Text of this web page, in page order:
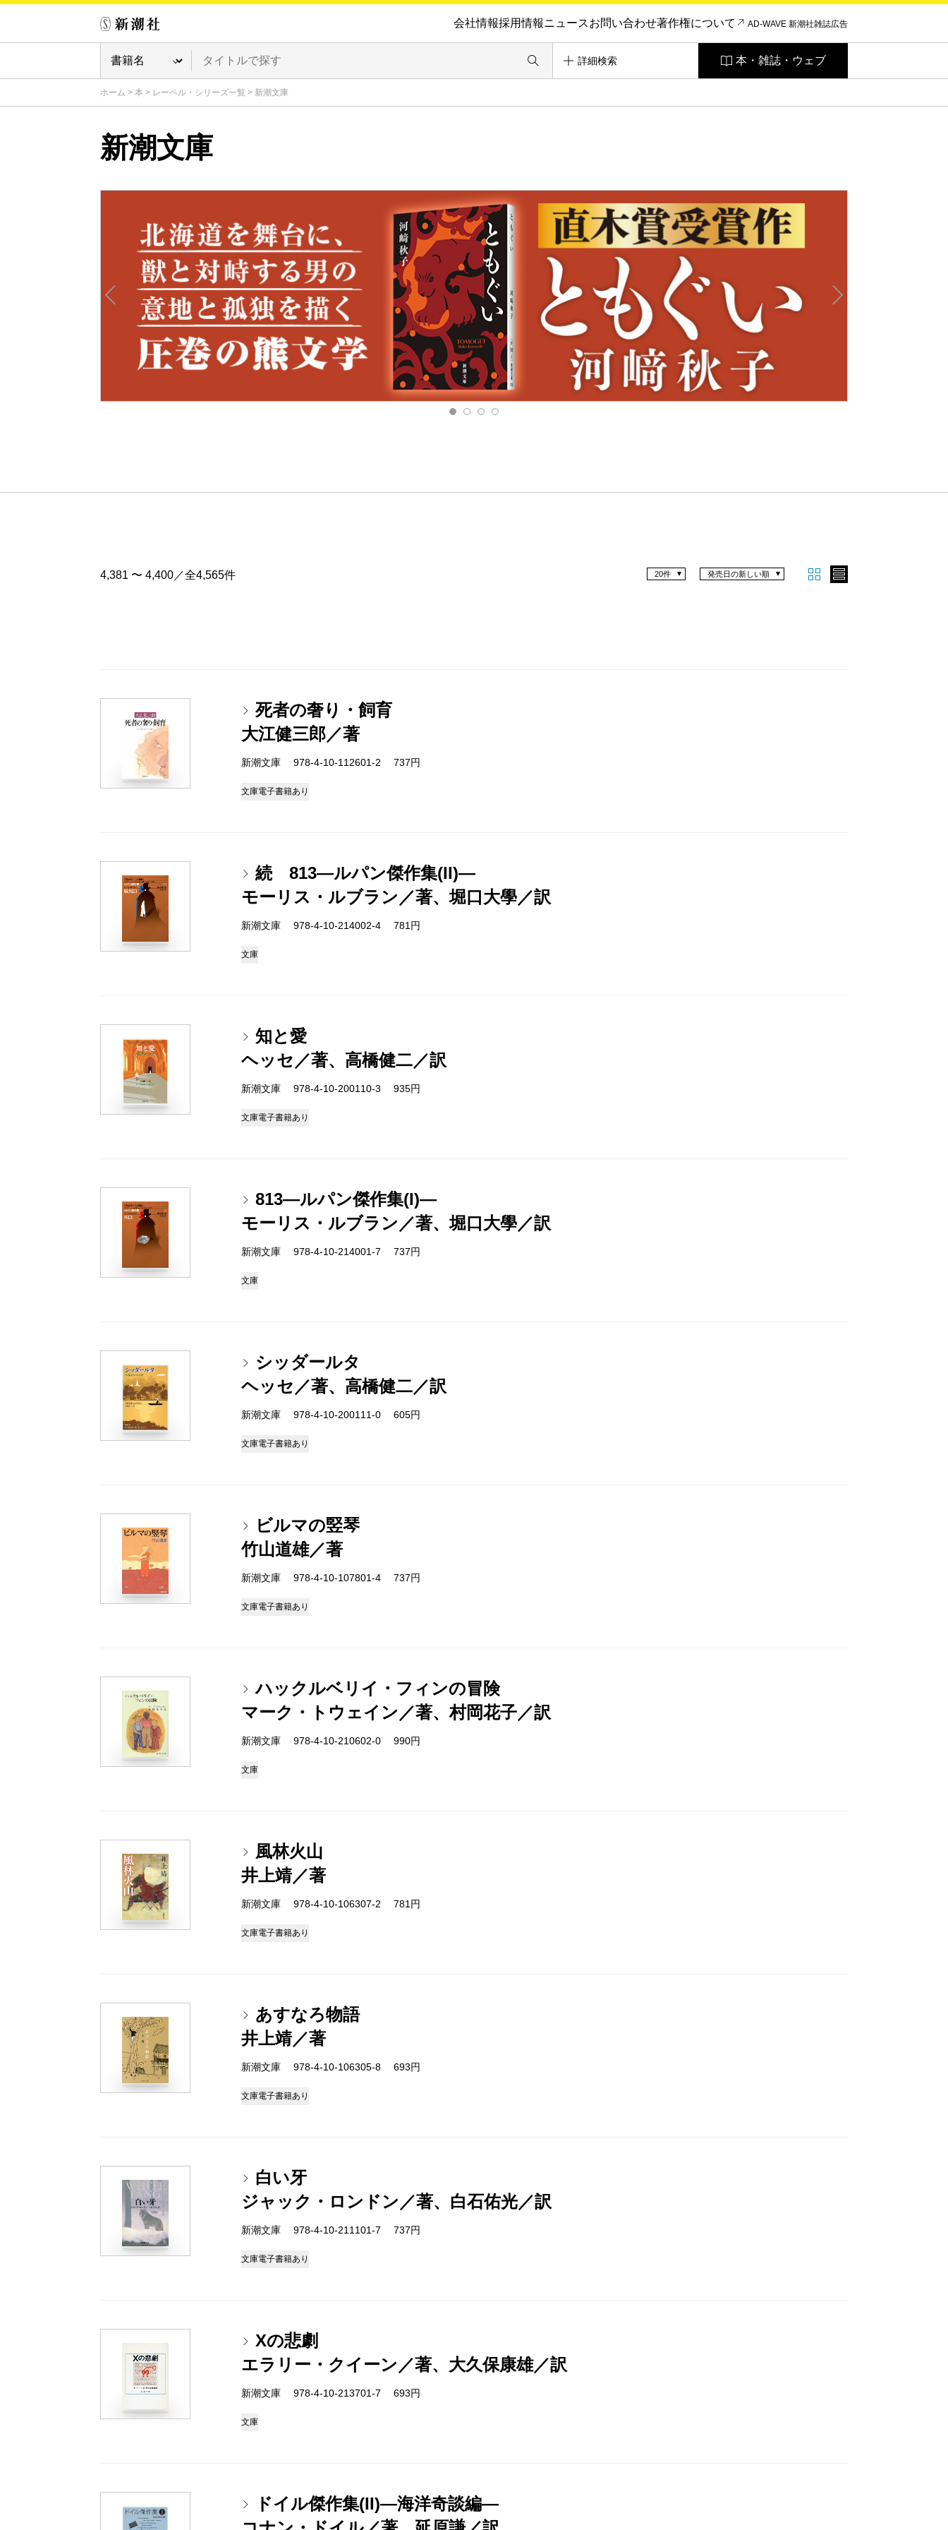
会社情報採用情報ニュースお問い合わせ著作権について AD-WAVE 新潮社雑誌広告
詳細検索 本・雑誌・ウェブ
ホーム > 本 > レーベル・シリーズ一覧 > 新潮文庫
新潮文庫
4,381 〜 4,400／全4,565件 発売日の新しい順
20件
死者の奢り・飼育
大江健三郎／著
新潮文庫 978-4-10-112601-2 737円
文庫電子書籍あり
続 813―ルパン傑作集(II)―
モーリス・ルブラン／著、堀口大學／訳
新潮文庫 978-4-10-214002-4 781円
文庫
知と愛
ヘッセ／著、高橋健二／訳
新潮文庫 978-4-10-200110-3 935円
文庫電子書籍あり
813―ルパン傑作集(I)―
モーリス・ルブラン／著、堀口大學／訳
新潮文庫 978-4-10-214001-7 737円
文庫
シッダールタ
ヘッセ／著、高橋健二／訳
新潮文庫 978-4-10-200111-0 605円
文庫電子書籍あり
ビルマの竪琴
竹山道雄／著
新潮文庫 978-4-10-107801-4 737円
文庫電子書籍あり
ハックルベリイ・フィンの冒険
マーク・トウェイン／著、村岡花子／訳
新潮文庫 978-4-10-210602-0 990円
文庫
風林火山
井上靖／著
新潮文庫 978-4-10-106307-2 781円
文庫電子書籍あり
あすなろ物語
井上靖／著
新潮文庫 978-4-10-106305-8 693円
文庫電子書籍あり
白い牙
ジャック・ロンドン／著、白石佑光／訳
新潮文庫 978-4-10-211101-7 737円
文庫電子書籍あり
Xの悲劇
エラリー・クイーン／著、大久保康雄／訳
新潮文庫 978-4-10-213701-7 693円
文庫
ドイル傑作集(II)―海洋奇談編―